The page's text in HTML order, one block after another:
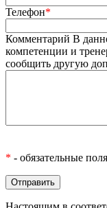
Телефон*
Комментарий В
компетенции и
сообщить другую
* - обязательные поля